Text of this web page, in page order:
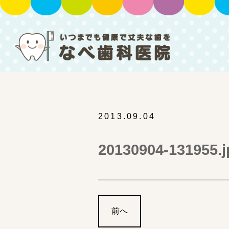
2013.09.04
20130904-
前へ